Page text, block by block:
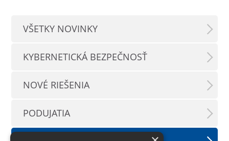
VŠETKY NOVINKY
KYBERNETICKÁ BEZPEČNOSŤ
NOVÉ RIEŠENIA
PODUJATIA